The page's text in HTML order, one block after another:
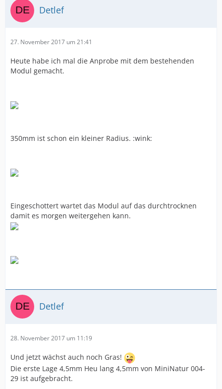
Detlef
27. November 2017 um 21:41
Heute habe ich mal die Anprobe mit dem bestehenden
Modul gemacht.
350mm ist schon ein kleiner Radius. :wink:
Eingeschottert wartet das Modul auf das durchtrocknen
damit es morgen weitergehen kann.
Detlef
28. November 2017 um 11:19
Und jetzt wächst auch noch Gras!
Die erste Lage 4,5mm Heu lang 4,5mm von MiniNatur 004-
29 ist aufgebracht.